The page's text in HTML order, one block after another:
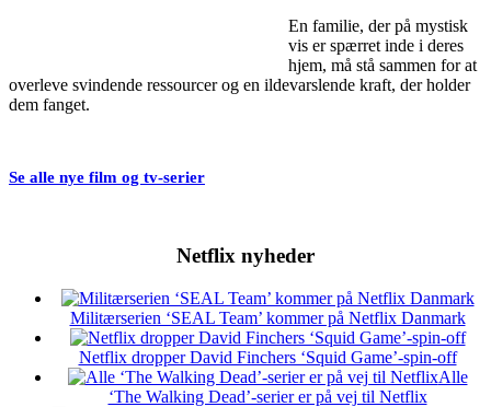
En familie, der på mystisk
vis er spærret inde i deres
hjem, må stå sammen for at
overleve svindende ressourcer og en ildevarslende kraft, der holder
dem fanget.
Se alle nye film og tv-serier
Netflix nyheder
Militærserien ‘SEAL Team’ kommer på Netflix Danmark
Netflix dropper David Finchers ‘Squid Game’-spin-off
Alle
‘The Walking Dead’-serier er på vej til Netflix